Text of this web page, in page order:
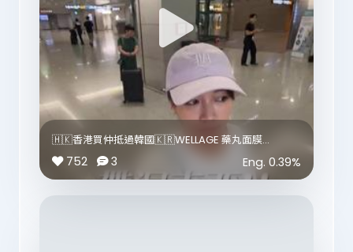
💜 *晚安膠原飲*
適合睡前 1 小時飲，入面有 20% 天然專利 GABA，夜晚
想放鬆一下可以揀佢。
🩷 *水光膠原飲*
好適合旅行、搭飛機、住酒店，或者狀態覺得乾乾哋、
冇光澤嗰陣飲。
🤍 *超能膠原新生飲*
今次新加入團購！水蜜桃口味，除咗有 6000mg 韓國
雙胜膠原蛋白，仲加入韓國院線成分「青春活源萃
🇭🇰香港買仲抵過韓國🇰🇷WELLAGE 藥丸面膜
8月8日至抵出位價‼️必搶‼️
752 3 Eng. 0.39%